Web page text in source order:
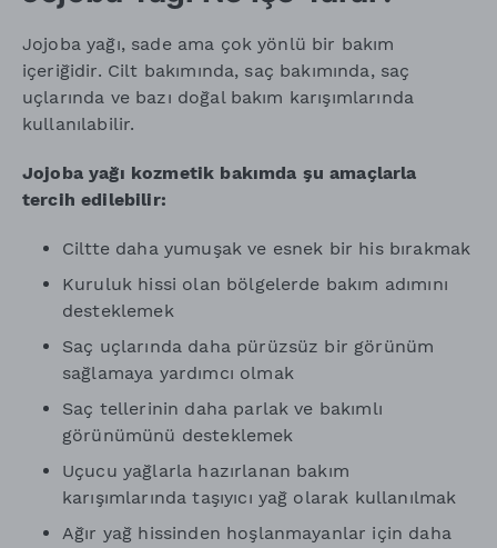
Jojoba yağı, sade ama çok yönlü bir bakım
içeriğidir. Cilt bakımında, saç bakımında, saç
uçlarında ve bazı doğal bakım karışımlarında
kullanılabilir.
Jojoba yağı kozmetik bakımda şu amaçlarla
tercih edilebilir:
Ciltte daha yumuşak ve esnek bir his bırakmak
Kuruluk hissi olan bölgelerde bakım adımını
desteklemek
Saç uçlarında daha pürüzsüz bir görünüm
sağlamaya yardımcı olmak
Saç tellerinin daha parlak ve bakımlı
görünümünü desteklemek
Uçucu yağlarla hazırlanan bakım
karışımlarında taşıyıcı yağ olarak kullanılmak
Ağır yağ hissinden hoşlanmayanlar için daha